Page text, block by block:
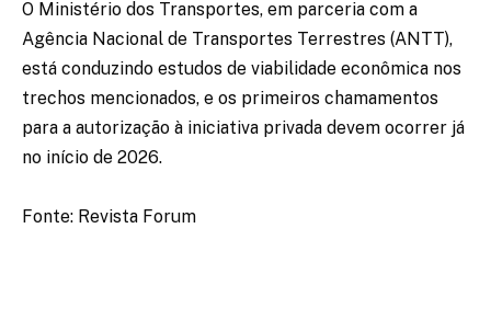
O Ministério dos Transportes, em parceria com a
Agência Nacional de Transportes Terrestres (ANTT),
está conduzindo estudos de viabilidade econômica nos
trechos mencionados, e os primeiros chamamentos
para a autorização à iniciativa privada devem ocorrer já
no início de 2026.
Fonte: Revista Forum